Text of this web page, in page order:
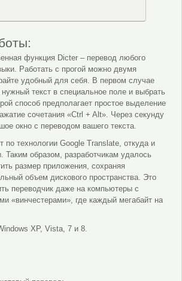
функция Dicter – перевод любого
Работать с прогой можно двумя
удобный для себя. В первом случае
текст в специальное поле и выбрать
способ предполагает простое выделение
сочетания «Ctrl + Alt». Через секунду
окно с переводом вашего текста.
по технологии Google Translate, откуда и
Таким образом, разработчикам удалось
размер приложения, сохраняя
объем дискового пространства. Это
переводчик даже на компьютеры с
«винчестерами», где каждый мегабайт на
XP, Vista, 7 и 8.